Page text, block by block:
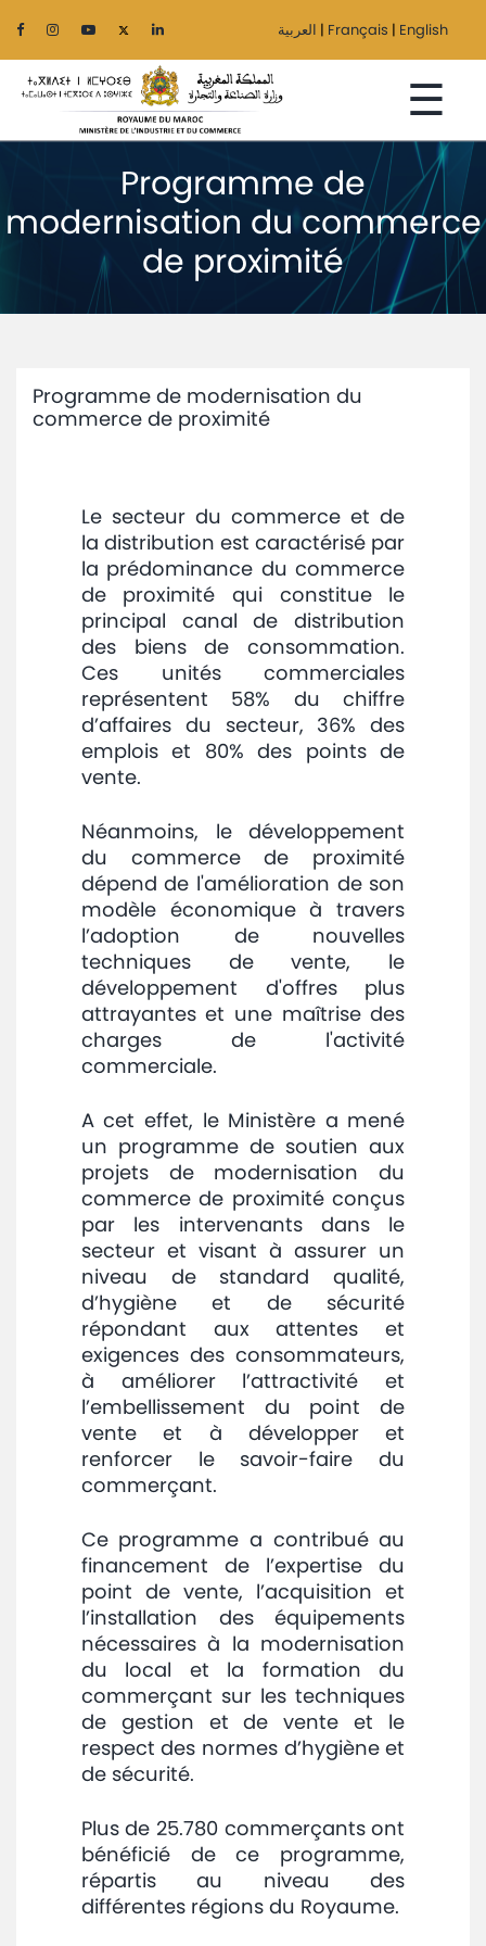
العربية | Français | English
☰
Accueil
Ministère
Régionalisation
annonces
Médiaroom
Contact
Programme de
modernisation du commerce
de proximité
Programme de modernisation du
commerce de proximité
Le secteur du commerce et de
la distribution est caractérisé par
la prédominance du commerce
de proximité qui constitue le
principal canal de distribution
des biens de consommation.
Ces unités commerciales
représentent 58% du chiffre
d’affaires du secteur, 36% des
emplois et 80% des points de
vente.
Néanmoins, le développement
du commerce de proximité
dépend de l'amélioration de son
modèle économique à travers
l’adoption de nouvelles
techniques de vente, le
développement d'offres plus
attrayantes et une maîtrise des
charges de l'activité
commerciale.
A cet effet, le Ministère a mené
un programme de soutien aux
projets de modernisation du
commerce de proximité conçus
par les intervenants dans le
secteur et visant à assurer un
niveau de standard qualité,
d’hygiène et de sécurité
répondant aux attentes et
exigences des consommateurs,
à améliorer l’attractivité et
l’embellissement du point de
vente et à développer et
renforcer le savoir-faire du
commerçant.
Ce programme a contribué au
financement de l’expertise du
point de vente, l’acquisition et
l’installation des équipements
nécessaires à la modernisation
du local et la formation du
commerçant sur les techniques
de gestion et de vente et le
respect des normes d’hygiène et
de sécurité.
Plus de 25.780 commerçants ont
bénéficié de ce programme,
répartis au niveau des
différentes régions du Royaume.